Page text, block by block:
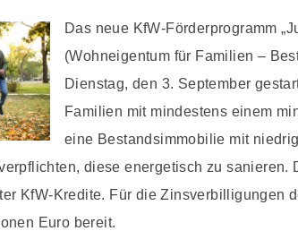
Das neue KfW-Förderprogramm
(Wohneigentum für Familien –
Dienstag, den 3. September
Familien mit mindestens einem
eine Bestandsimmobilie mit
diese energetisch zu sanieren.
KfW-Kredite. Für die Zinsverbilligungen
Euro bereit.